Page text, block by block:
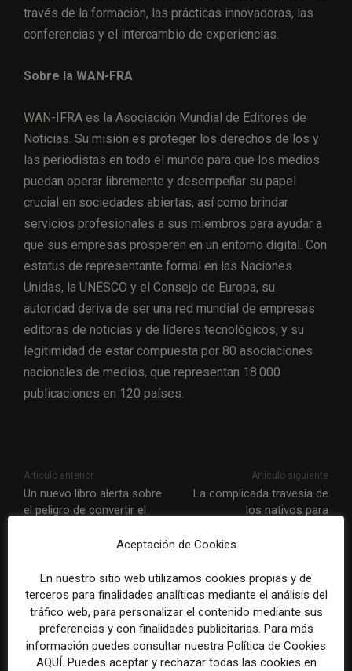
través de la formación, las prácticas innovadoras, las
conferencias y el intercambio de experiencias.
Sobre la WAN-FRA
WAN-IFRA es la Asociación Mundial de Editores de
Noticias. Su misión es proteger los derechos de los y
las periodistas en todo el mundo para que los medios
puedan operar libremente y desempeñar su papel
crucial en sociedades abiertas, así como brindar
servicios profesionales a sus miembros para ayudar a
que sus empresas prosperen en un entorno digital. Con
estatus de representante formal en las Naciones
Unidas, la UNESCO y el Consejo de Europa, su
autoridad deriva de ser una red mundial de empresas
editoras de noticias y de líderes tecnológicos, y su
legitimidad de estar compuesta por 80 asociaciones
nacionales de medios, que representan 18.000
publicaciones en 120 países.
Artículo anterior
Un nuevo libro alerta sobre
el peligro de convertir el
Artículo siguiente
La complicada travesía de
los nativos para
nueva ola de despidos y
textos y se centrará más en
vídeo
ARTÍCULOS RELACIONADOS
Aceptación de Cookies
En nuestro sitio web utilizamos cookies propias y de
terceros para finalidades analíticas mediante el análisis del
tráfico web, para personalizar el contenido mediante sus
preferencias y con finalidades publicitarias. Para más
información puedes consultar nuestra Política de Cookies
AQUÍ. Puedes aceptar y rechazar todas las cookies en